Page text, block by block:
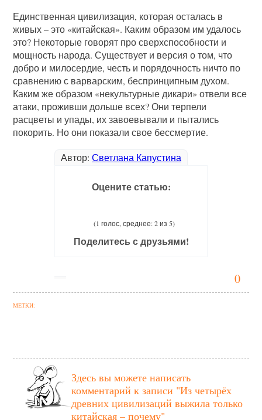
0
Единственная цивилизация, которая осталась в
живых – это «китайская». Каким образом им удалось
это? Некоторые говорят про сверхспособности и
мощность народа. Существует и версия о том, что
добро и милосердие, честь и порядочность ничто по
сравнению с варварским, беспринципным духом.
Каким же образом «некультурные дикари» отвели все
атаки, проживши дольше всех? Они терпели
расцветы и упады, их завоевывали и пытались
покорить. Но они показали свое бессмертие.
Автор: Светлана Капустина
Оцените статью:
(1 голос, среднее: 2 из 5)
Поделитесь с друзьями!
МЕТКИ:
Здесь вы можете написать
комментарий к записи "Из четырёх
древних цивилизаций выжила только
китайская – почему"